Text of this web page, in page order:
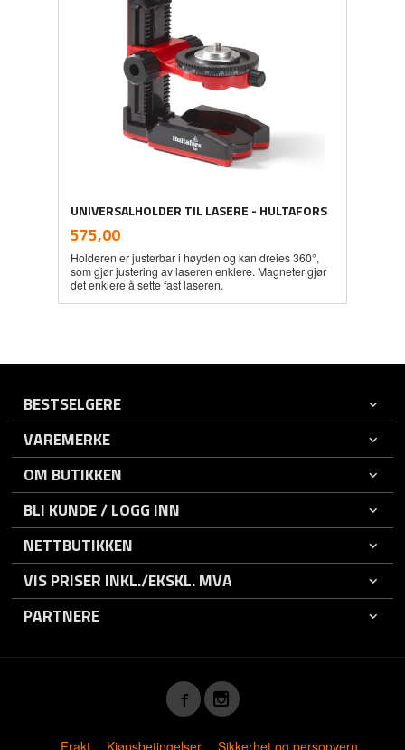
UNIVERSALHOLDER TIL LASERE - HULTAFORS
Pris
575,00mva.
Holderen er justerbar i høyden og kan dreies 360°,
som gjør justering av laseren enklere. Magneter gjør
det enklere å sette fast laseren.
BESTSELGERE
VAREMERKE
OM BUTIKKEN
BLI KUNDE / LOGG INN
NETTBUTIKKEN
VIS PRISER INKL./EKSKL. MVA
PARTNERE
Frakt Kjøpsbetingelser Sikkerhet og personvern